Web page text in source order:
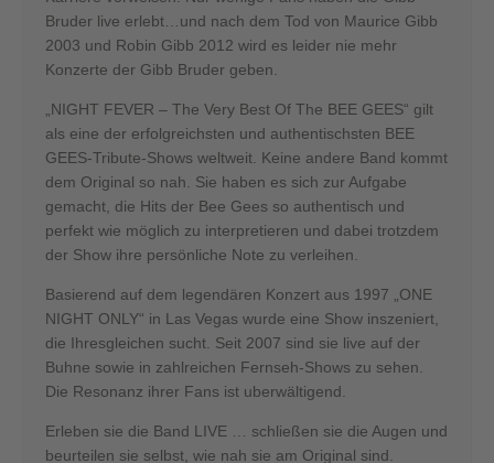
Bruder live erlebt…und nach dem Tod von Maurice Gibb
2003 und Robin Gibb 2012 wird es leider nie mehr
Konzerte der Gibb Bruder geben.
„NIGHT FEVER – The Very Best Of The BEE GEES“ gilt
als eine der erfolgreichsten und authentischsten BEE
GEES-Tribute-Shows weltweit. Keine andere Band kommt
dem Original so nah. Sie haben es sich zur Aufgabe
gemacht, die Hits der Bee Gees so authentisch und
perfekt wie möglich zu interpretieren und dabei trotzdem
der Show ihre persönliche Note zu verleihen.
Basierend auf dem legendären Konzert aus 1997 „ONE
NIGHT ONLY“ in Las Vegas wurde eine Show inszeniert,
die Ihresgleichen sucht. Seit 2007 sind sie live auf der
Buhne sowie in zahlreichen Fernseh-Shows zu sehen.
Die Resonanz ihrer Fans ist uberwältigend.
Erleben sie die Band LIVE … schließen sie die Augen und
beurteilen sie selbst, wie nah sie am Original sind.